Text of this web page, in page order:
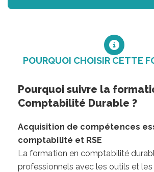
POURQUOI CHOISIR CETTE
Pourquoi suivre la
Comptabilité Durable ?
Acquisition de compétences
comptabilité et RSE
La formation en comptabilité
professionnels avec les outils et